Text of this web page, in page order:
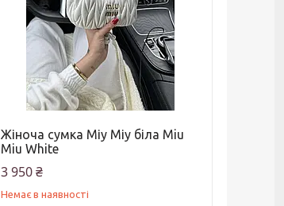
Жіноча сумка Міу Міу біла Miu
Miu White
3 950 ₴
Немає в наявності